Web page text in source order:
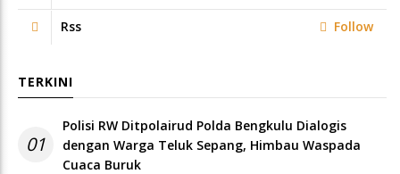
Rss Follow
TERKINI
01
Polisi RW Ditpolairud Polda Bengkulu Dialogis
dengan Warga Teluk Sepang, Himbau Waspada
Cuaca Buruk